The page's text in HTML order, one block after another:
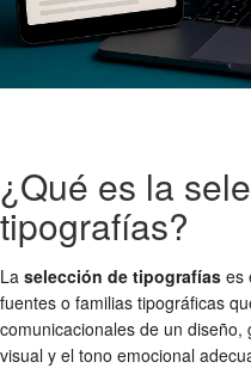
¿Qué es la
tipografías?
La selección de tipografías es
fuentes o familias tipográficas
comunicacionales de un
visual y el tono emocional